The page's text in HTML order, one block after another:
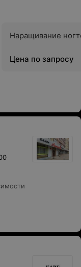
Наращивание
Цена по запросу